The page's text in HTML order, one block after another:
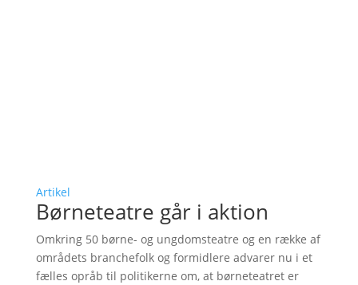
Artikel
Børneteatre går i aktion
Omkring 50 børne- og ungdomsteatre og en række af
områdets branchefolk og formidlere advarer nu i et
fælles opråb til politikerne om, at børneteatret er